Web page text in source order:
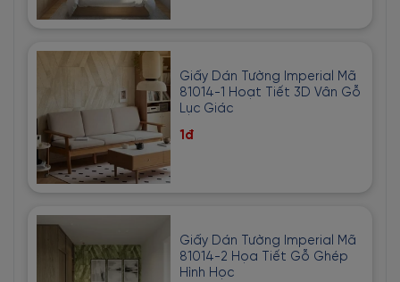
Giấy Dán Tường Imperial Mã
81014-1 Hoạt Tiết 3D Vân Gỗ
Lục Giác
1đ
Giấy Dán Tường Imperial Mã
81014-2 Họa Tiết Gỗ Ghép
Hình Học